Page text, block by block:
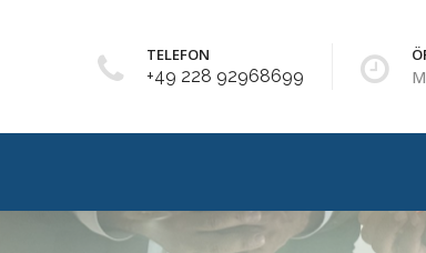
TELEFON
+49 228 92968699